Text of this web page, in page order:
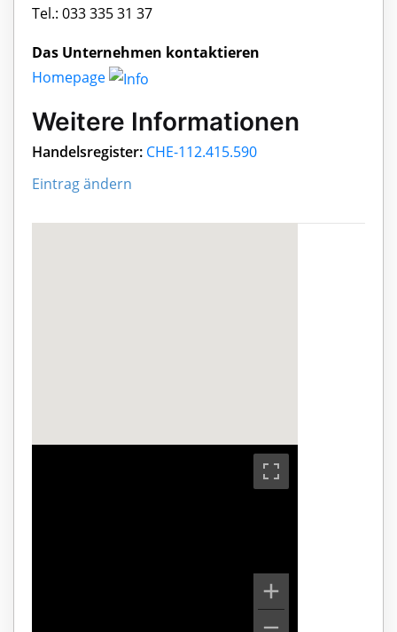
Tel.: 033 335 31 37
Das Unternehmen kontaktieren
Homepage
Weitere Informationen
Handelsregister: CHE-112.415.590
Eintrag ändern